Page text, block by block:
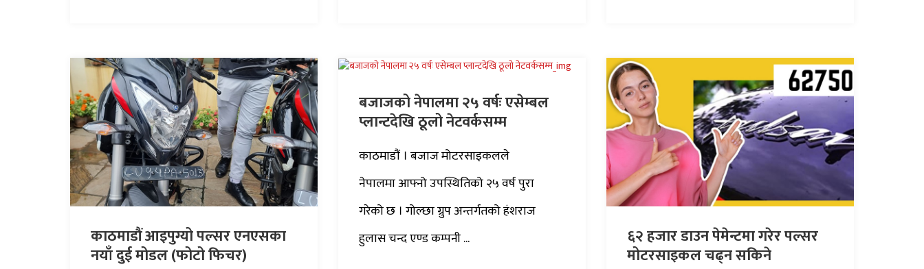
काठमाडौं आइपुग्यो पल्सर एनएसका
नयाँ दुई मोडल (फोटो फिचर)
बजाजको नेपालमा २५ वर्षः एसेम्बल
प्लान्टदेखि ठूलो नेटवर्कसम्म
काठमाडौं । बजाज मोटरसाइकलले
नेपालमा आफ्नो उपस्थितिको २५ वर्ष पुरा
गरेको छ । गोल्छा ग्रुप अन्तर्गतको हंशराज
हुलास चन्द एण्ड कम्पनी ...
६२ हजार डाउन पेमेन्टमा गरेर पल्सर
मोटरसाइकल चढ्न सकिने